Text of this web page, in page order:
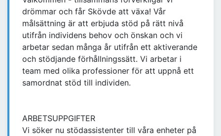
drömmar och får Skövde att växa! Vår
målsättning är att erbjuda stöd på rätt nivå
utifrån individens behov och önskan och vi
arbetar sedan många år utifrån ett aktiverande
och stödjande förhållningssätt. Vi arbetar i
team med olika professioner för att uppnå ett
samordnat stöd till individen.
ARBETSUPPGIFTER
Vi söker nu stödassistenter till våra enheter på